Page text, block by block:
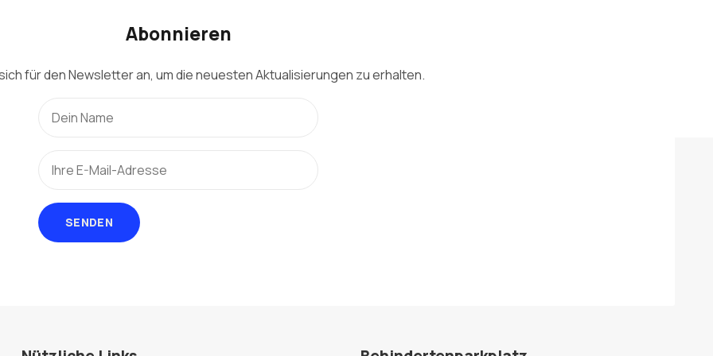
Abonnieren
für den Newsletter an, um die neuesten Aktualisierungen zu erhalten.
SENDEN